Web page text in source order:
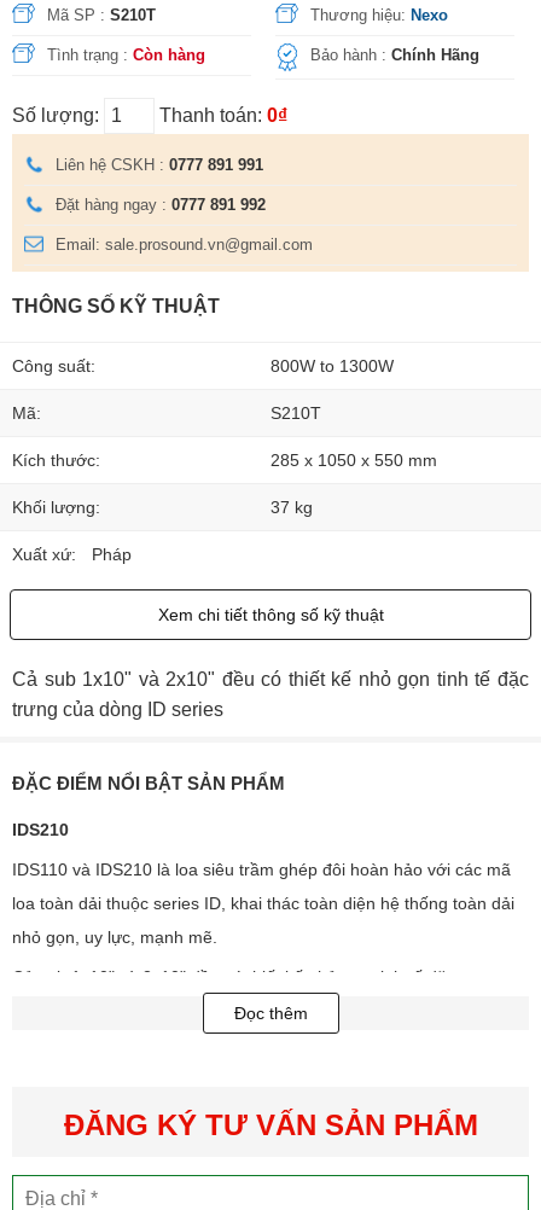
Mã SP : S210T Thương hiệu: Nexo
Tình trạng : Còn hàng Bảo hành :Chính Hãng
Số lượng: Thanh toán: 0₫
Liên hệ CSKH : 0777 891 991
Đặt hàng ngay : 0777 891 992
Email: sale.prosound.vn@gmail.com
THÔNG SỐ KỸ THUẬT
Công suất: 800W to 1300W
Mã: S210T
Kích thước: 285 x 1050 x 550 mm
Khối lượng: 37 kg
Xuất xứ: Pháp
Xem chi tiết thông số kỹ thuật
Cả sub 1x10" và 2x10" đều có thiết kế nhỏ gọn tinh tế đặc
trưng của dòng ID series
ĐẶC ĐIỂM NỔI BẬT SẢN PHẨM
IDS210
IDS110 và IDS210 là loa siêu trầm ghép đôi hoàn hảo với các mã
loa toàn dải thuộc series ID, khai thác toàn diện hệ thống toàn dải
nhỏ gọn, uy lực, mạnh mẽ.
Cả sub 1x10" và 2x10" đều có thiết kế nhỏ gọn tinh tế đặc trưng
của dòng ID series, chỉ cao 285mm, đặc biệt dễ lắp đặt ở những vị
trọng, lịch thiệp.
IDS110 hoặc IDS210 được trang bị củ loa 10” được thiết kế riêng
Đọc thêm
ĐĂNG KÝ TƯ VẤN SẢN PHẨM